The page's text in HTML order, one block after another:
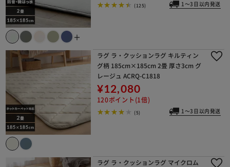
＋
(125) 1～3日以内発送
ラグ ラ・クッションラグ キルティン
グ柄 185cm×185cm 2畳 厚さ3cm グ
レージュ ACRQ-C1818
¥12,080
120ポイント(1倍)
(5) 1～3日以内発送
ラグ ラ・クッションラグ マイクロム